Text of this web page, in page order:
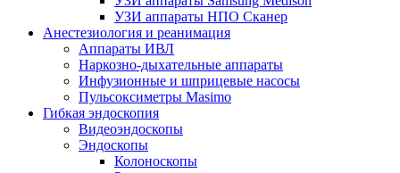
УЗИ аппараты НПО Сканер
Анестезиология и реанимация
Аппараты ИВЛ
Наркозно-дыхательные аппараты
Инфузионные и шприцевые насосы
Пульсоксиметры Masimo
Гибкая эндоскопия
Видеоэндоскопы
Эндоскопы
Колоноскопы